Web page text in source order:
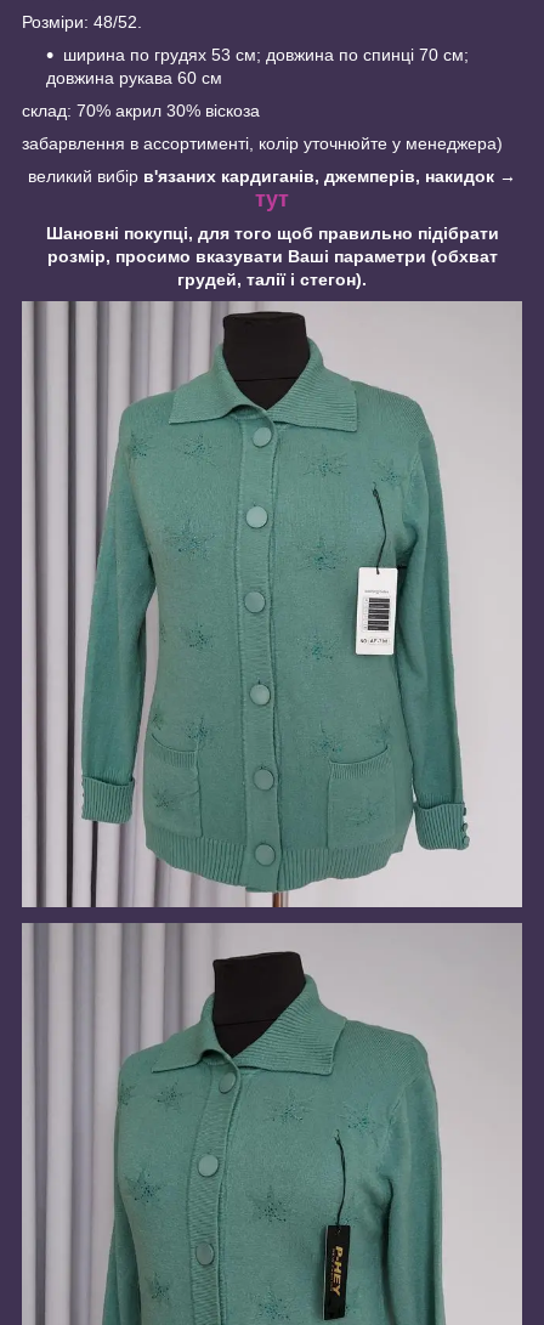
Розміри: 48/52.
ширина по грудях 53 см; довжина по спинці 70 см;
довжина рукава 60 см
склад: 70% акрил 30% віскоза
забарвлення в ассортименті, колір уточнюйте у менеджера)
великий вибір в'язаних кардиганів, джемперів, накидок →
тут
Шановні покупці, для того щоб правильно підібрати
розмір, просимо вказувати Ваші параметри (обхват
грудей, талії і стегон).